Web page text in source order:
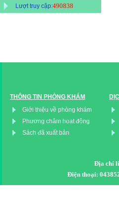
Lượt truy cập:490838
THÔNG TIN PHÒNG KHÁM
Giới thiệu về phòng khám
Phương châm hoạt động
Sách đã xuất bản
Địa chỉ
Điện thoại: